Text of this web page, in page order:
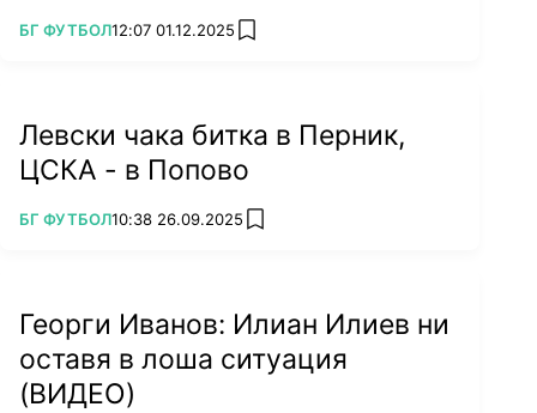
ПОВЕЧЕ ОТ
БГ ФУТБОЛ12:07 01.12.2025 add favorites
Левски чака битка в Перник,
ЦСКА - в Попово
ПОВЕЧЕ ОТ
БГ ФУТБОЛ10:38 26.09.2025 add favorites
Георги Иванов: Илиан Илиев ни
оставя в лоша ситуация
(ВИДЕО)